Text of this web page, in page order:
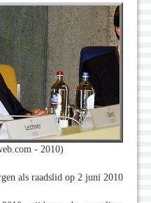
- 2010)
als raadslid op 2 juni 2010